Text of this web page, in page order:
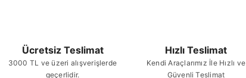
Ücretsiz Teslimat
3000 TL ve üzeri alışverişlerde
geçerlidir.
Hızlı Teslimat
Kendi Araçlarımız İle Hızlı ve
Güvenli Teslimat